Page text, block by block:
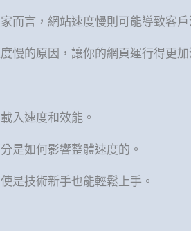
而言，網站速度慢則可能導致客戶
慢的原因，讓你的網頁運行得更加
入速度和效能。
是如何影響整體速度的。
是技術新手也能輕鬆上手。